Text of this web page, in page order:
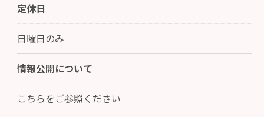
定休日
日曜日のみ
情報公開について
こちらをご参照ください